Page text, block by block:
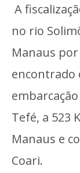
A
no rio
Manaus
encontrado
Tefé, a 523
Manaus e
Coari.